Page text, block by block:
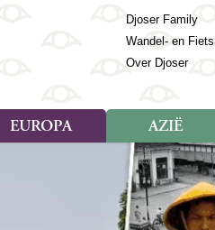
Djoser Family
Wandel- en
Over Djoser
(Frans) Guyana
EUROPA
Landen
Albanië
Andorra
Armenië
AZIË
Soort reizen
Rondreis (57)
Familiereis (22)
Fietsreis (3)